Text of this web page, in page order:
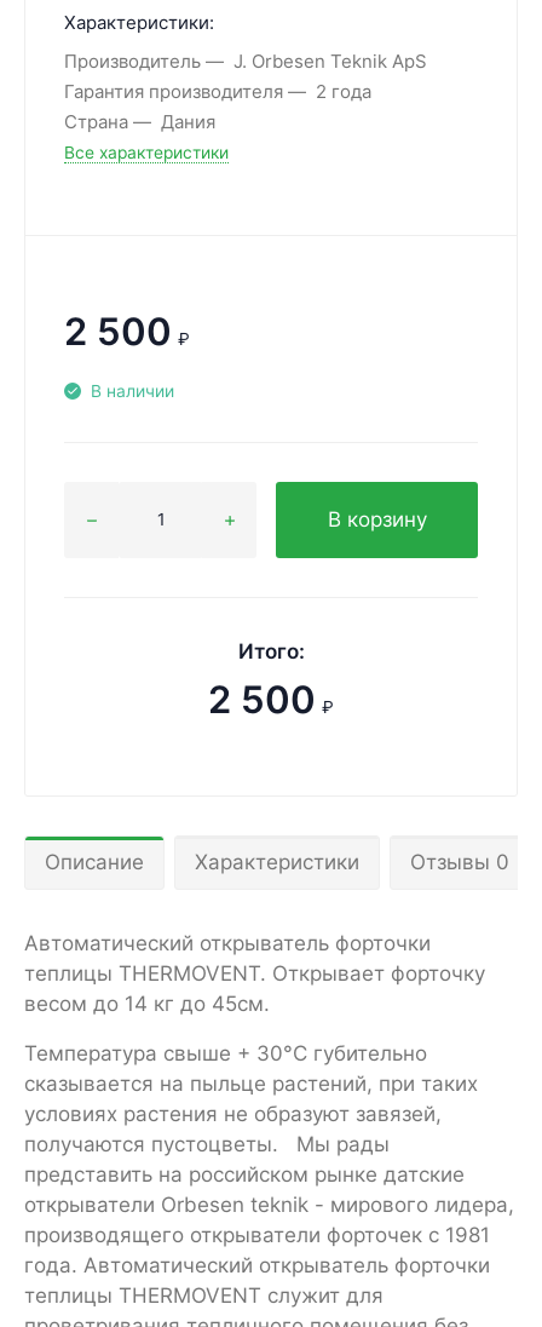
Характеристики:
Производитель
J. Orbesen Teknik ApS
Гарантия производителя
2 года
Страна
Дания
Все характеристики
2 500 ₽
В наличии
В корзину
Итого:
2 500 ₽
Описание Характеристики Отзывы 0
Автоматический открыватель форточки
теплицы THERMOVENT. Открывает форточку
весом до 14 кг до 45см.
Температура свыше + 30°C губительно
сказывается на пыльце растений, при таких
условиях растения не образуют завязей,
получаются пустоцветы. Мы рады
представить на российском рынке датские
открыватели Orbesen teknik - мирового лидера,
производящего открыватели форточек с 1981
года. Автоматический открыватель форточки
теплицы THERMOVENT служит для